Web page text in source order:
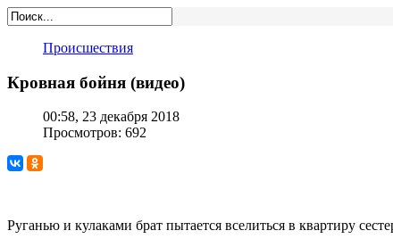
Происшествия
Кровная бойня (видео)
00:58, 23 декабря 2018
Просмотров: 692
Руганью и кулаками брат пытается вселиться в квартиру